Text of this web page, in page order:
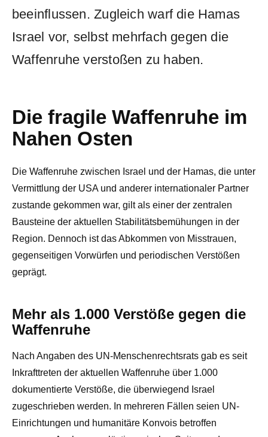
beeinflussen. Zugleich warf die Hamas
Israel vor, selbst mehrfach gegen die
Waffenruhe verstoßen zu haben.
Die fragile Waffenruhe im
Nahen Osten
Die Waffenruhe zwischen Israel und der Hamas, die unter
Vermittlung der USA und anderer internationaler Partner
zustande gekommen war, gilt als einer der zentralen
Bausteine der aktuellen Stabilitätsbemühungen in der
Region. Dennoch ist das Abkommen von Misstrauen,
gegenseitigen Vorwürfen und periodischen Verstößen
geprägt.
Mehr als 1.000 Verstöße gegen die
Waffenruhe
Nach Angaben des UN-Menschenrechtsrats gab es seit
Inkrafttreten der aktuellen Waffenruhe über 1.000
dokumentierte Verstöße, die überwiegend Israel
zugeschrieben werden. In mehreren Fällen seien UN-
Einrichtungen und humanitäre Konvois betroffen